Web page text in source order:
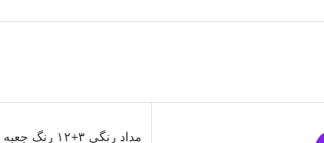
مداد رنگی ۳+۱۲ رنگ جعبه فلزی آریا